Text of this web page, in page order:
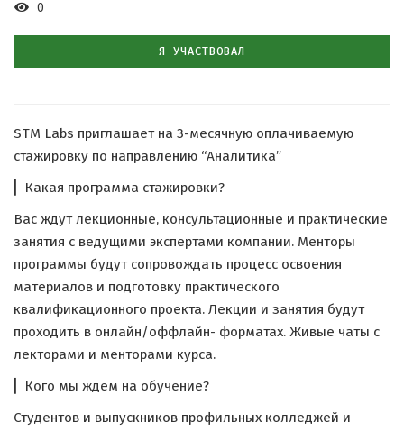
0
Я УЧАСТВОВАЛ
STM Labs приглашает на 3-месячную оплачиваемую
стажировку по направлению “Аналитика”
▎Какая программа стажировки?
Вас ждут лекционные, консультационные и практические
занятия с ведущими экспертами компании. Менторы
программы будут сопровождать процесс освоения
материалов и подготовку практического
квалификационного проекта. Лекции и занятия будут
проходить в онлайн/оффлайн- форматах. Живые чаты с
лекторами и менторами курса.
▎Кого мы ждем на обучение?
Студентов и выпускников профильных колледжей и